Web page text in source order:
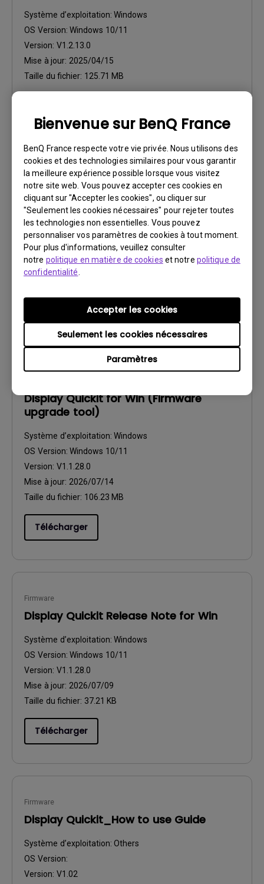
Bienvenue sur BenQ France
BenQ France respecte votre vie privée. Nous utilisons des
cookies et des technologies similaires pour vous garantir
la meilleure expérience possible lorsque vous visitez
notre site web. Vous pouvez accepter ces cookies en
cliquant sur "Accepter les cookies", ou cliquer sur
"Seulement les cookies nécessaires" pour rejeter toutes
les technologies non essentielles. Vous pouvez
personnaliser vos paramètres de cookies à tout moment.
Pour plus d'informations, veuillez consulter
notre politique en matière de cookies et notre politique de
confidentialité
Paramètres
Seulement les cookies nécessaires
Accepter les cookies
Système d’exploitation: Windows
OS Version: Windows 10/11
Version: V1.2.13.0
Mise à jour: 2025/04/15
Taille du fichier: 125.71 MB
Logiciels
Eye-CareU Release Note
Système d’exploitation:
Mac
OS Version:Mac 13 or later
Version:V1.2.13.0
Mise à jour:2025/09/04
Télécharger
Display Quickit for Win (Firmware
upgrade tool)
Système d’exploitation: Windows
OS Version: Windows 10/11
Version: V1.1.28.0
Mise à jour: 2026/07/14
Taille du fichier: 106.23 MB
Télécharger
Firmware
Display Quickit Release Note for Win
Système d’exploitation: Windows
OS Version: Windows 10/11
Version: V1.1.28.0
Mise à jour: 2026/07/09
Taille du fichier: 37.21 KB
Télécharger
Firmware
Display Quickit_How to use Guide
Système d’exploitation: Others
OS Version:
Version: V1.02